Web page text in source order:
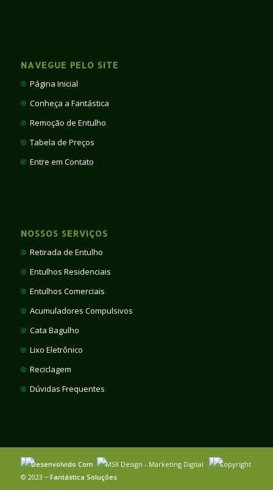
NAVEGUE PELO SITE
Página Inicial
Conheça a Fantástica
Remoção de Entulho
Tabela de Preços
Entre em Contato
NOSSOS SERVIÇOS
Retirada de Entulho
Entulhos Residenciais
Entulhos Comerciais
Acumuladores Compulsivos
Cata Bagulho
Lixo Eletrônico
Reciclagem
Dúvidas Frequentes
Desenvolvido Com MSX Design - Marketing Digital
Copyright
© 2023 ~ Fantástica Soluções